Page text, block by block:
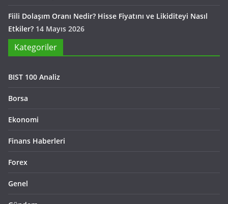
Fiili Dolaşım Oranı Nedir? Hisse Fiyatını ve Likiditeyi Nasıl
Etkiler? 14 Mayıs 2026
Kategoriler
BIST 100 Analiz
Borsa
Ekonomi
Finans Haberleri
Forex
Genel